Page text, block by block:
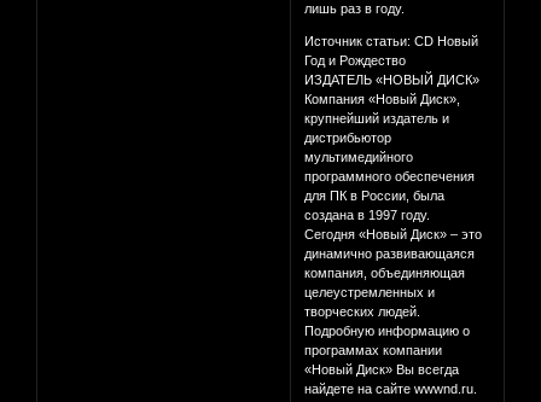
лишь раз в году.
Источник статьи: CD Новый
Год и Рождество
ИЗДАТЕЛЬ «НОВЫЙ ДИСК»
Компания «Новый Диск»,
крупнейший издатель и
дистрибьютор
мультимедийного
программного обеспечения
для ПК в России, была
создана в 1997 году.
Сегодня «Новый Диск» – это
динамично развивающаяся
компания, объединяющая
целеустремленных и
творческих людей.
Подробную информацию о
программах компании
«Новый Диск» Вы всегда
найдете на сайте wwwnd.ru.